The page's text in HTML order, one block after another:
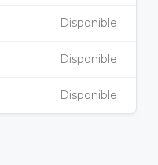
Disponible
Disponible
Disponible